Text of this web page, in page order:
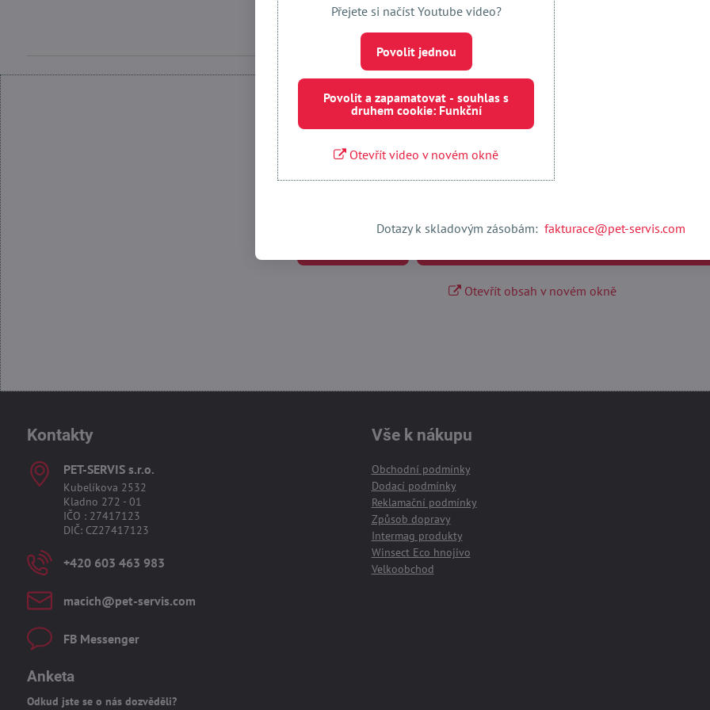
Externí obsah je blokován Volbami soukromí
Otevřít obsah v novém okně
Kontakty
PET-SERVIS s​.r​.o​.
Kubelíkova 2532
Kladno 272 - 01
IČO : 27417123
DIČ: CZ27417123
+420 603 463 983
macich​@pet-servis​.com
FB Messenger
Anketa
Odkud jste se o nás dozvěděli?
Vše k nákupu
Obchodní podmínky
Dodací podmínky
Reklamační podmínky
Způsob dopravy
Intermag produkty
Winsect Eco hnojivo
Velkoobchod
Přejete si načíst Youtube video?
Povolit jednou
Povolit a zapamatovat - souhlas s
druhem cookie: Funkční
Otevřít video v novém okně
Dotazy k skladovým zásobám:fakturace@pet-servis.com